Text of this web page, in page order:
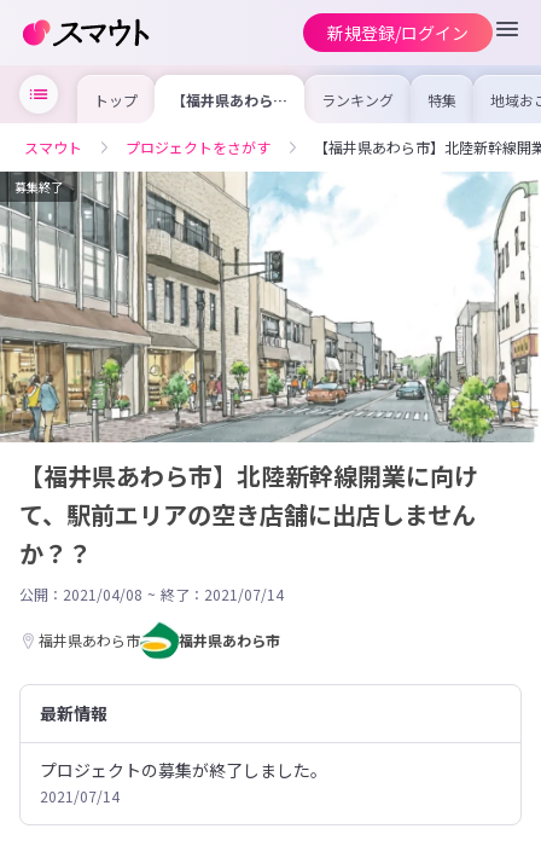
新規登録/ログイン
トップ 【福井県あわら
市】北陸新幹線開
エリアの空き店舗
に出店しません
か？？
ランキング 特集 地域お
の求
を集め
事内容
を比較
合った
けよう
スマウト プロジェクトをさがす 【福井県あわら市】北陸新幹線
募集終了
【福井県あわら市】北陸新幹線開業に向け
て、駅前エリアの空き店舗に出店しません
か？？
公開：2021/04/08 ~ 終了：2021/07/14
福井県あわら市 福井県あわら市
最新情報
プロジェクトの募集が終了しました。
2021/07/14